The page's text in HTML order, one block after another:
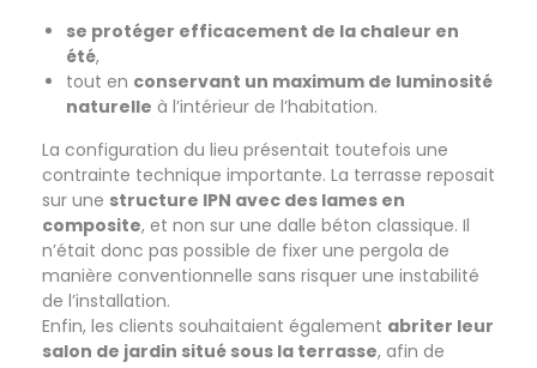
se protéger efficacement de la chaleur en
été,
tout en conservant un maximum de luminosité
naturelle à l’intérieur de l’habitation.
La configuration du lieu présentait toutefois une
contrainte technique importante. La terrasse reposait
sur une structure IPN avec des lames en
composite, et non sur une dalle béton classique. Il
n’était donc pas possible de fixer une pergola de
manière conventionnelle sans risquer une instabilité
de l’installation.
Enfin, les clients souhaitaient également abriter leur
salon de jardin situé sous la terrasse, afin de